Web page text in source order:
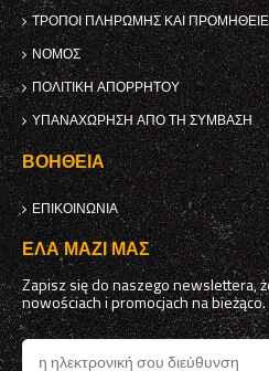
ΤΡΌΠΟΙ ΠΛΗΡΩΜΉΣ ΚΑΙ
ΝΌΜΟΣ
ΠΟΛΙΤΙΚΉ ΑΠΟΡΡΉΤΟΥ
ΥΠΑΝΑΧΏΡΗΣΗ ΑΠΌ ΤΗ ΣΎΜΒΑΣΗ
ΒΟΉΘΕΙΑ
ΕΠΙΚΟΙΝΩΝΊΑ
ΈΛΑ ΜΑΖΊ ΜΑΣ
Zapisz się do naszego newslettera,
nowościach i promocjach na bieżąco.